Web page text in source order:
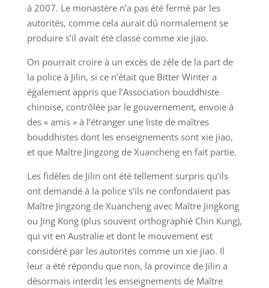
à 2007. Le monastère n’a pas été fermé par les
autorités, comme cela aurait dû normalement se
produire s’il avait été classé comme xie jiao.
On pourrait croire à un excès de zèle de la part de
la police à Jilin, si ce n’était que Bitter Winter a
également appris que l’Association bouddhiste
chinoise, contrôlée par le gouvernement, envoie à
des « amis » à l’étranger une liste de maîtres
bouddhistes dont les enseignements sont xie jiao,
et que Maître Jingzong de Xuancheng en fait partie.
Les fidèles de Jilin ont été tellement surpris qu’ils
ont demandé à la police s’ils ne confondaient pas
Maître Jingzong de Xuancheng avec Maître Jingkong
ou Jing Kong (plus souvent orthographié Chin Kung),
qui vit en Australie et dont le mouvement est
considéré par les autorités comme un xie jiao. Il
leur a été répondu que non, la province de Jilin a
désormais interdit les enseignements de Maître